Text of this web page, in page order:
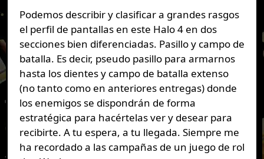
Podemos describir y clasificar a grandes rasgos
el perfil de pantallas en este Halo 4 en dos
secciones bien diferenciadas. Pasillo y campo de
batalla. Es decir, pseudo pasillo para armarnos
hasta los dientes y campo de batalla extenso
(no tanto como en anteriores entregas) donde
los enemigos se dispondrán de forma
estratégica para hacértelas ver y desear para
recibirte. A tu espera, a tu llegada. Siempre me
ha recordado a las campañas de un juego de rol